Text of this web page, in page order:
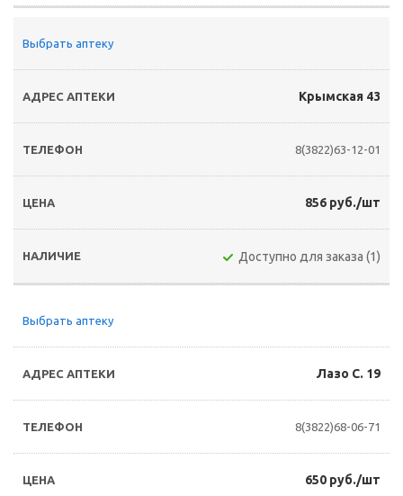
Выбрать аптеку
Крымская 43
8(3822)63-12-01
856 руб./шт
Доступно для заказа (1)
Выбрать аптеку
Лазо С. 19
8(3822)68-06-71
650 руб./шт